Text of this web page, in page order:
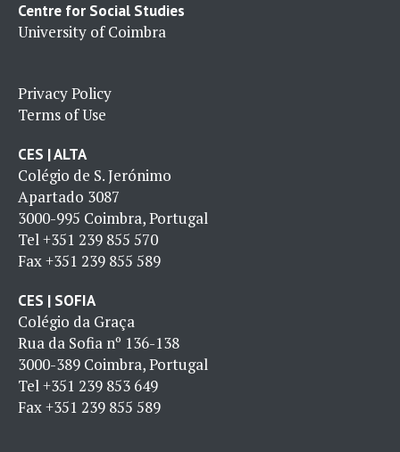
Centre for Social Studies
University of Coimbra
Privacy Policy
Terms of Use
CES | ALTA
Colégio de S. Jerónimo
Apartado 3087
3000-995 Coimbra, Portugal
Tel+351 239 855 570
Fax+351 239 855 589
CES | SOFIA
Colégio da Graça
Rua da Sofia nº 136-138
3000-389 Coimbra, Portugal
Tel+351 239 853 649
Fax+351 239 855 589